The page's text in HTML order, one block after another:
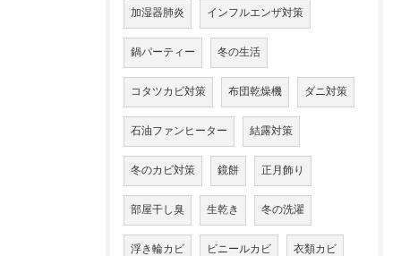
加湿器肺炎 インフルエンザ対策
鍋パーティー 冬の生活
コタツカビ対策 布団乾燥機 ダニ対策
石油ファンヒーター 結露対策
冬のカビ対策 鏡餅 正月飾り
部屋干し臭 生乾き 冬の洗濯
浮き輪カビ ビニールカビ 衣類カビ